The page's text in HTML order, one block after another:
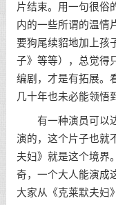
片结束。用一句很俗
内的一些所谓的温情
要狗尾续貂地加上孩
子》等等），总觉得
编剧，才是有拓展。
几十年也未必能领悟
有一种演员可以
演的，这个片子也就
夫妇》就是这个境界
奇，一个大人能演成
大家从《克莱默夫妇